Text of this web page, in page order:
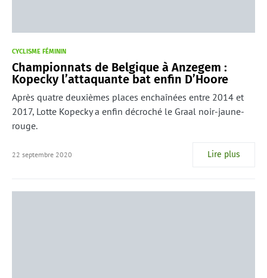
CYCLISME FÉMININ
Championnats de Belgique à Anzegem :
Kopecky l’attaquante bat enfin D’Hoore
Après quatre deuxièmes places enchaînées entre 2014 et
2017, Lotte Kopecky a enfin décroché le Graal noir-jaune-
rouge.
22 septembre 2020 Lire plus